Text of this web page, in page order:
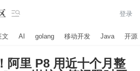
 登录
文 AI golang 移动开发 Java 开源
阿里 P8 用近十个月整